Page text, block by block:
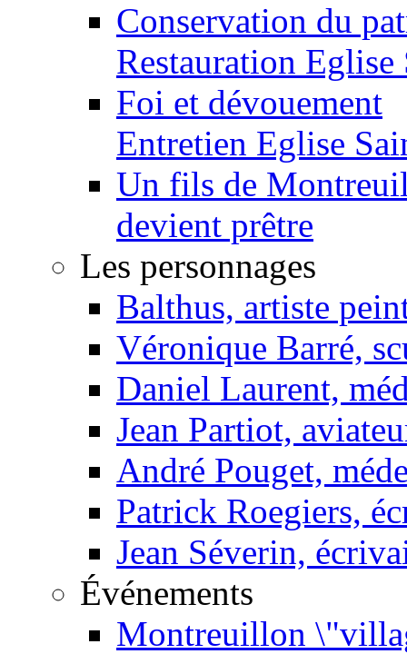
Conservation du
Restauration Eglise
Foi et dévouement
Entretien Eglise
Un fils de
devient prêtre
Les personnages
Balthus, artiste
Véronique Barré,
Daniel Laurent,
Jean Partiot,
André Pouget,
Patrick Roegiers,
Jean Séverin,
Événements
Montreuillon